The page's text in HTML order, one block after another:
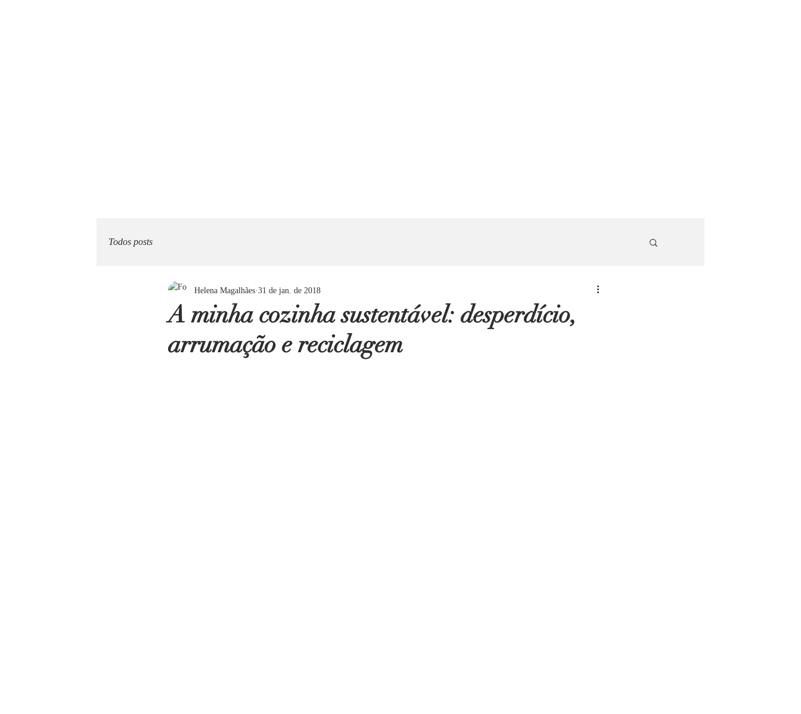
Todos posts
A minha cozinha sustentável: desperdício,
arrumação e reciclagem
Helena Magalhães 31 de jan. de 2018